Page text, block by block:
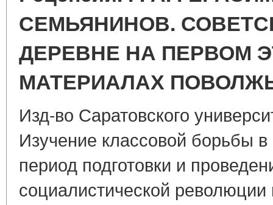
СЕМЬЯНИНОВ.
ДЕРЕВНЕ НА ПЕРВОМ
МАТЕРИАЛАХ
Изд-во Саратовского
Изучение классовой борьбы
период подготовки и
социалистической революции